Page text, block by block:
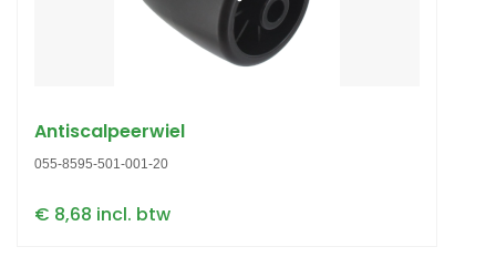
Antiscalpeerwiel
055-8595-501-001-20
€ 8,68 incl. btw